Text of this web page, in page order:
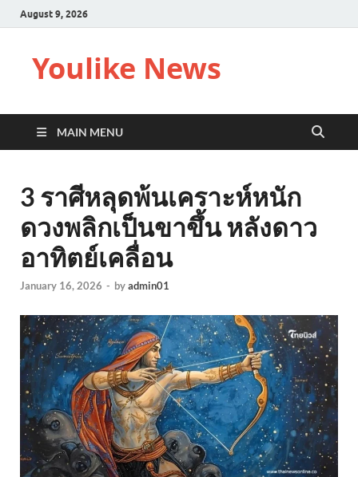
August 9, 2026
Youlike News
MAIN MENU
3 ราศีหลุดพ้นเคราะห์หนัก
ดวงพลิกเป็นขาขึ้น หลังดาว
อาทิตย์เคลื่อน
January 16, 2026 - byadmin01